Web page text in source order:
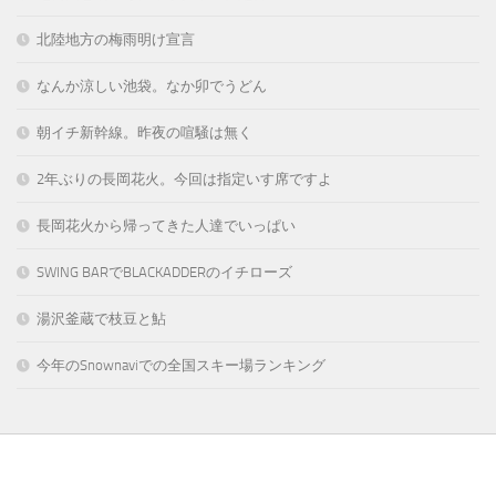
北陸地方の梅雨明け宣言
なんか涼しい池袋。なか卯でうどん
朝イチ新幹線。昨夜の喧騒は無く
2年ぶりの長岡花火。今回は指定いす席ですよ
長岡花火から帰ってきた人達でいっぱい
SWING BARでBLACKADDERのイチローズ
湯沢釜蔵で枝豆と鮎
今年のSnownaviでの全国スキー場ランキング